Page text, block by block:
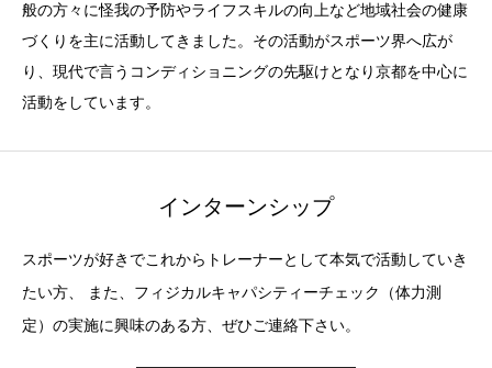
般の方々に怪我の予防やライフスキルの向上など地域社会の健康
づくりを主に活動してきました。その活動がスポーツ界へ広が
り、現代で言うコンディショニングの先駆けとなり京都を中心に
活動をしています。
インターンシップ
スポーツが好きでこれからトレーナーとして本気で活動していき
たい方、 また、フィジカルキャパシティーチェック（体力測
定）の実施に興味のある方、ぜひご連絡下さい。